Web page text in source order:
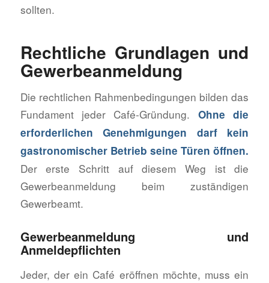
sollten.
Rechtliche Grundlagen und
Gewerbeanmeldung
Die rechtlichen Rahmenbedingungen bilden das
Fundament jeder Café-Gründung. Ohne die
erforderlichen Genehmigungen darf kein
gastronomischer Betrieb seine Türen öffnen.
Der erste Schritt auf diesem Weg ist die
Gewerbeanmeldung beim zuständigen
Gewerbeamt.
Gewerbeanmeldung und
Anmeldepflichten
Jeder, der ein Café eröffnen möchte, muss ein